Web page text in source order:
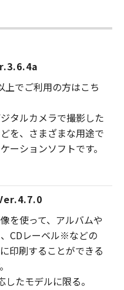
でご利用の方はこち
タルカメラで撮影した
を、さまざまな用途で
ーションソフトです。
を使って、アルバムや
CDレーベル※などの
印刷することができる
たモデルに限る。